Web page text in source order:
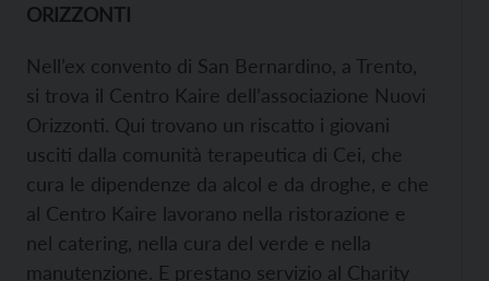
ORIZZONTI
Nell’ex convento di San Bernardino, a Trento,
si trova il Centro Kaire dell’associazione Nuovi
Orizzonti. Qui trovano un riscatto i giovani
usciti dalla comunità terapeutica di Cei, che
cura le dipendenze da alcol e da droghe, e che
al Centro Kaire lavorano nella ristorazione e
nel catering, nella cura del verde e nella
manutenzione. E prestano servizio al Charity